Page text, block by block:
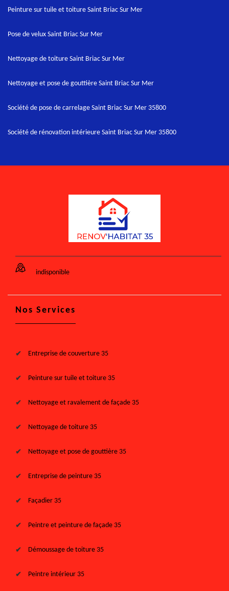
Peinture sur tuile et toiture Saint Briac Sur Mer
Pose de velux Saint Briac Sur Mer
Nettoyage de toiture Saint Briac Sur Mer
Nettoyage et pose de gouttière Saint Briac Sur Mer
Société de pose de carrelage Saint Briac Sur Mer 35800
Société de rénovation intérieure Saint Briac Sur Mer 35800
indisponible
Nos Services
Entreprise de couverture 35
Peinture sur tuile et toiture 35
Nettoyage et ravalement de façade 35
Nettoyage de toiture 35
Nettoyage et pose de gouttière 35
Entreprise de peinture 35
Façadier 35
Peintre et peinture de façade 35
Démoussage de toiture 35
Peintre intérieur 35